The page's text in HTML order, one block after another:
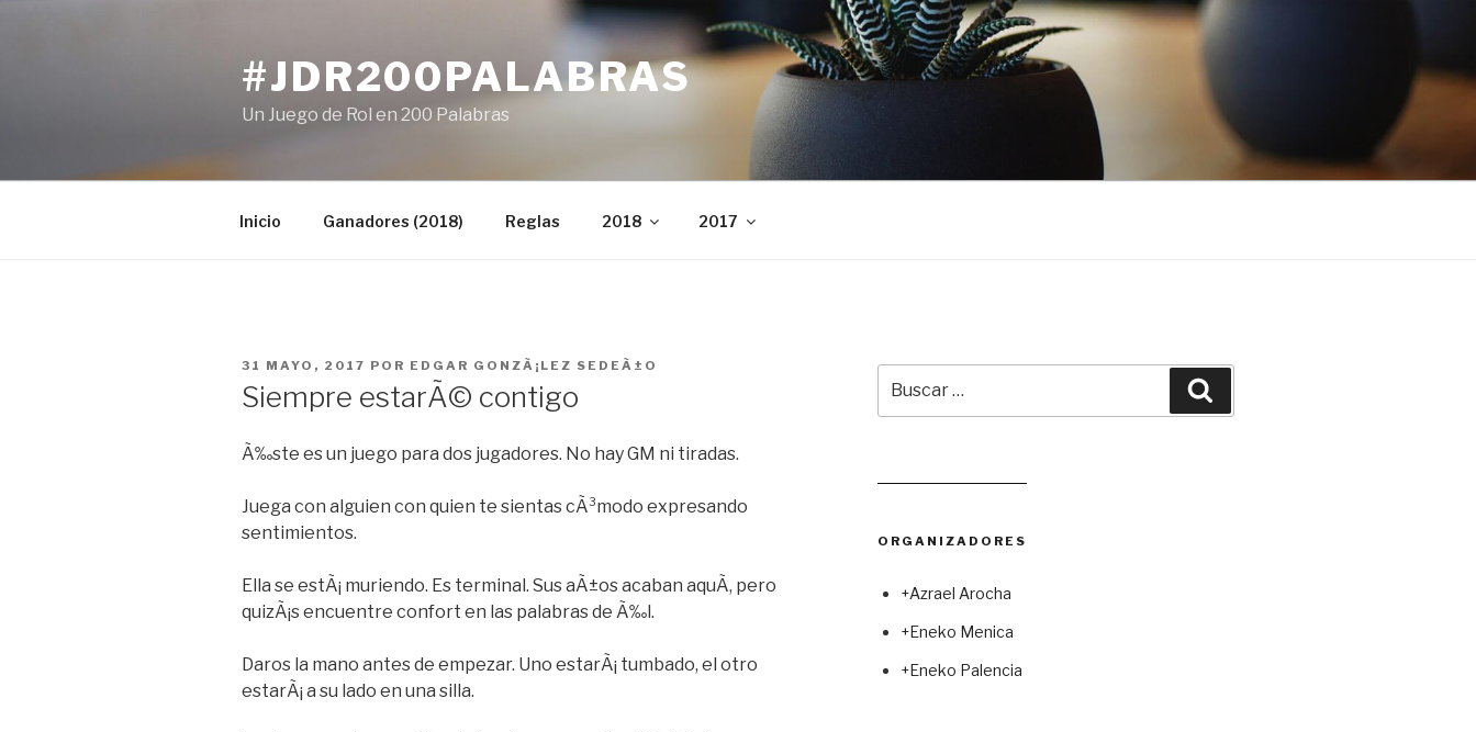
#JDR200PALABRAS
Un Juego de Rol en 200 Palabras
Inicio Ganadores (2018) Reglas 2018 2017
PUBLICADO
31 MAYO, 2017 POR EDGAR GONZÃ¡LEZ SEDEÃ±O
Siempre estarÃ© contigo
Ã‰ste es un juego para dos jugadores. No hay GM ni tiradas.
Juega con alguien con quien te sientas cÃ³modo expresando
sentimientos.
Ella se estÃ¡ muriendo. Es terminal. Sus aÃ±os acaban aquÃ­, pero
quizÃ¡s encuentre confort en las palabras de Ã‰l.
Daros la mano antes de empezar. Uno estarÃ¡ tumbado, el otro
estarÃ¡ a su lado en una silla.
por:
ORGANIZADORES
+Azrael Arocha
+Eneko Menica
+Eneko Palencia